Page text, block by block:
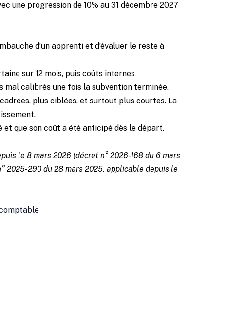
une progression de 10% au 31 décembre 2027
d’un apprenti et d’évaluer le reste à
sur 12 mois, puis coûts internes
mal calibrés une fois la subvention terminée.
plus ciblées, et surtout plus courtes. La
que son coût a été anticipé dès le départ.
le 8 mars 2026 (décret n° 2026-168 du 6 mars
2025-290 du 28 mars 2025, applicable depuis le